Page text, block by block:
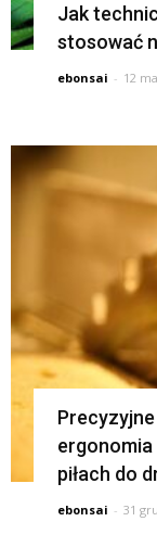
Jak
stosować
ebonsai - 12
piłach do
ebonsai - 31